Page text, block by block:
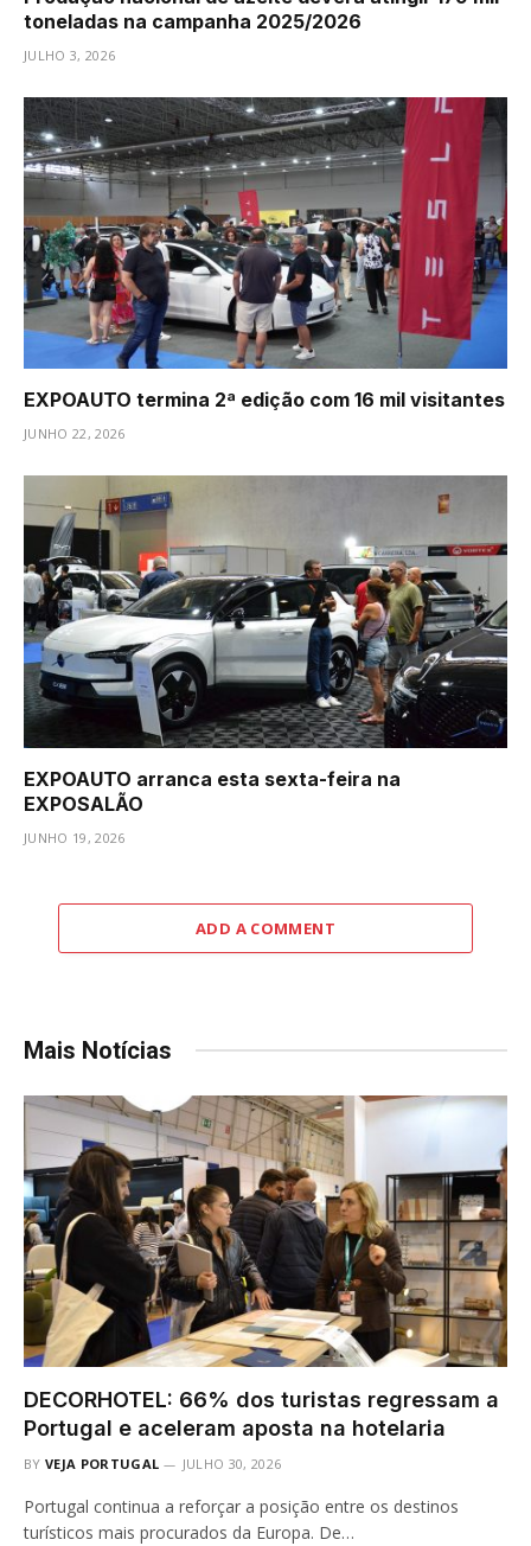
toneladas na campanha 2025/2026
JULHO 3, 2026
EXPOAUTO termina 2ª edição com 16 mil visitantes
JUNHO 22, 2026
EXPOAUTO arranca esta sexta-feira na
EXPOSALÃO
JUNHO 19, 2026
ADD A COMMENT
Mais Notícias
DECORHOTEL: 66% dos turistas regressam a
Portugal e aceleram aposta na hotelaria
BY VEJA PORTUGAL JULHO 30, 2026
Portugal continua a reforçar a posição entre os destinos
turísticos mais procurados da Europa. De…